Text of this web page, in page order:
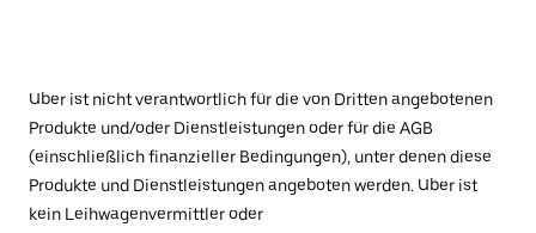
Uber ist nicht verantwortlich für die von Dritten angebotenen
Produkte und/oder Dienstleistungen oder für die AGB
(einschließlich finanzieller Bedingungen), unter denen diese
Produkte und Dienstleistungen angeboten werden. Uber ist
kein Leihwagenvermittler oder